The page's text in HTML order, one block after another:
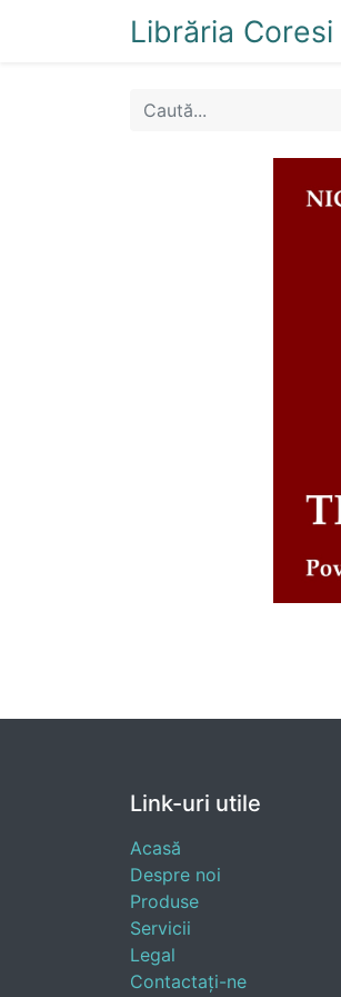
Librăria Coresi
Link-uri utile
Acasă
Despre noi
Produse
Servicii
Legal
Contactați-ne